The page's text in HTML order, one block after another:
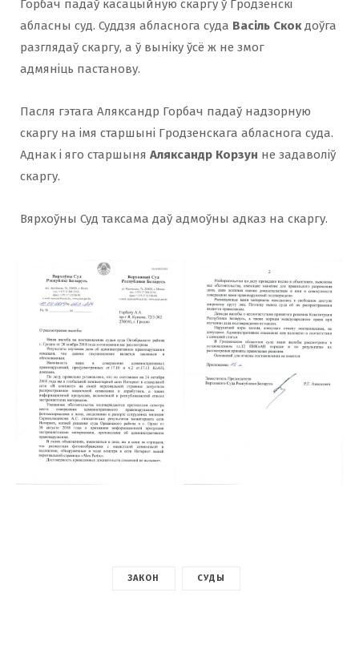
Горбач падаў касацыйную скаргу ў Гродзенскі
абласны суд. Суддзя абласнога суда Васіль Скокдоўга
разглядаў скаргу, а ў выніку ўсё ж не змог
адмяніць пастанову.
Пасля гэтага Аляксандр Горбач падаў надзорную
скаргу на імя старшыні Гродзенскага абласнога суда.
Аднак і яго старшыня Аляксандр Корзун не задаволіў
скаргу.
Вярхоўны Суд таксама даў адмоўны адказ на скаргу.
ЗАКОН СУДЫ